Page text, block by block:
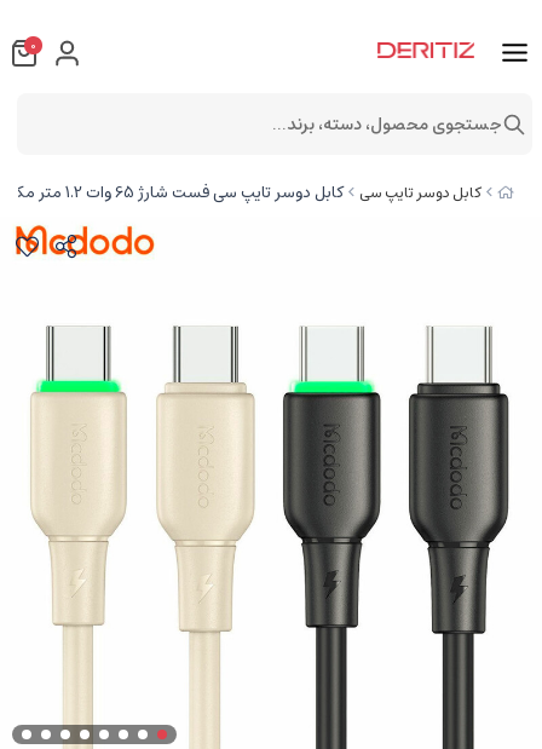
کابل دوسر تایپ سی کابل دوسر تایپ سی فست شارژ 65 وات 1.2 متر مک دودو CA-477
0
جستجوی محصول، دسته، برند...